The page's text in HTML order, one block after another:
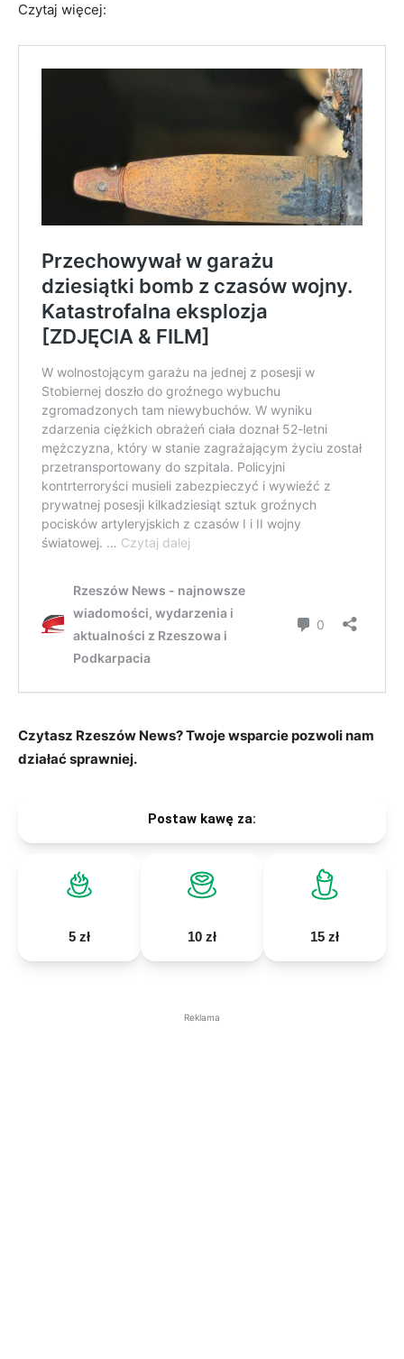
Czytaj więcej:
Czytasz Rzeszów News? Twoje wsparcie pozwoli nam
działać sprawniej.
Postaw kawę za:
5 zł 10 zł 15 zł
Reklama